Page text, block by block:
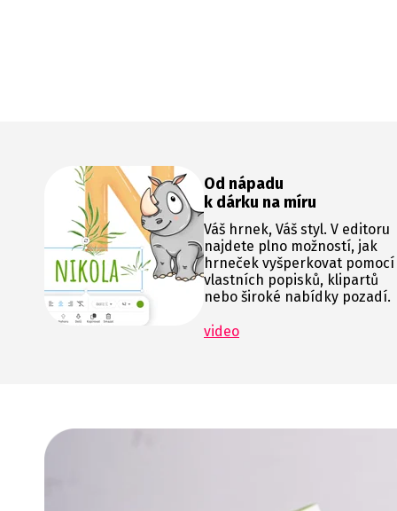
Od nápadu
k dárku na míru
Váš hrnek, Váš styl. V editoru
najdete plno možností, jak
hrneček vyšperkovat pomocí
vlastních popisků, klipartů
nebo široké nabídky pozadí.
video